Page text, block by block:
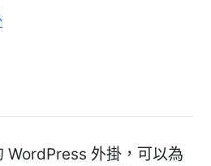
WordPress 外掛，可以為